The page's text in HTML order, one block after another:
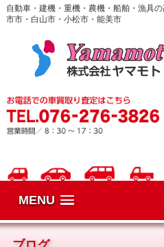
自動車・建機・重機・農機・船舶・漁具
市市・白山市・小松市・能美市
MENU